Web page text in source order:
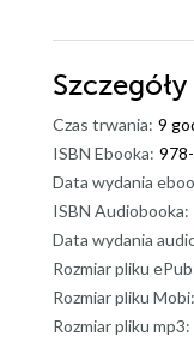
Szczegóły
Czas trwania: 9
ISBN Ebooka:
Data wydania
ISBN Audiobooka:
Data wydania
Rozmiar pliku
Rozmiar pliku Mobi:
Rozmiar pliku mp3: